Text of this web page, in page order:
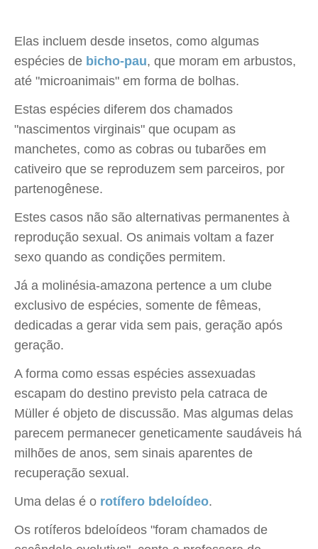
Elas incluem desde insetos, como algumas
espécies de bicho-pau, que moram em arbustos,
até "microanimais" em forma de bolhas.
Estas espécies diferem dos chamados
"nascimentos virginais" que ocupam as
manchetes, como as cobras ou tubarões em
cativeiro que se reproduzem sem parceiros, por
partenogênese.
Estes casos não são alternativas permanentes à
reprodução sexual. Os animais voltam a fazer
sexo quando as condições permitem.
Já a molinésia-amazona pertence a um clube
exclusivo de espécies, somente de fêmeas,
dedicadas a gerar vida sem pais, geração após
geração.
A forma como essas espécies assexuadas
escapam do destino previsto pela catraca de
Müller é objeto de discussão. Mas algumas delas
parecem permanecer geneticamente saudáveis há
milhões de anos, sem sinais aparentes de
recuperação sexual.
Uma delas é o rotífero bdeloídeo.
Os rotíferos bdeloídeos "foram chamados de